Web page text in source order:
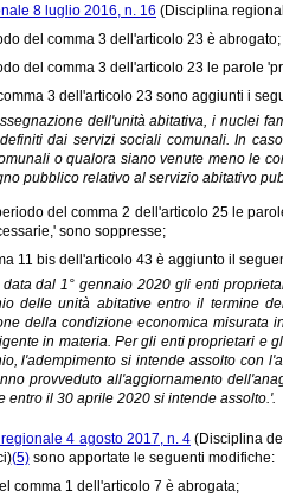
8 luglio 2016, n. 16 (Disciplina
del comma 3 dell'articolo 23 è abrogato;
del comma 3 dell'articolo 23 le parole
3 dell'articolo 23 sono aggiunti i
dell'unità abitativa, i nuclei
dai servizi sociali comunali. In
o qualora siano venute meno le
pubblico relativo al servizio abitativo
del comma 2 dell'articolo 25 le
sono soppresse;
11 bis dell'articolo 43 è aggiunto il
data dal 1° gennaio 2020 gli enti
delle unità abitative entro il termine
della condizione economica misurata
in materia. Per gli enti proprietari e
l'adempimento si intende assolto con
provveduto all'aggiornamento
entro il 30 aprile 2020 si intende assolto.'.
4 agosto 2017, n. 4(Disciplina
(5)sono apportate le seguenti modifiche:
comma 1 dell'articolo 7 è abrogata;